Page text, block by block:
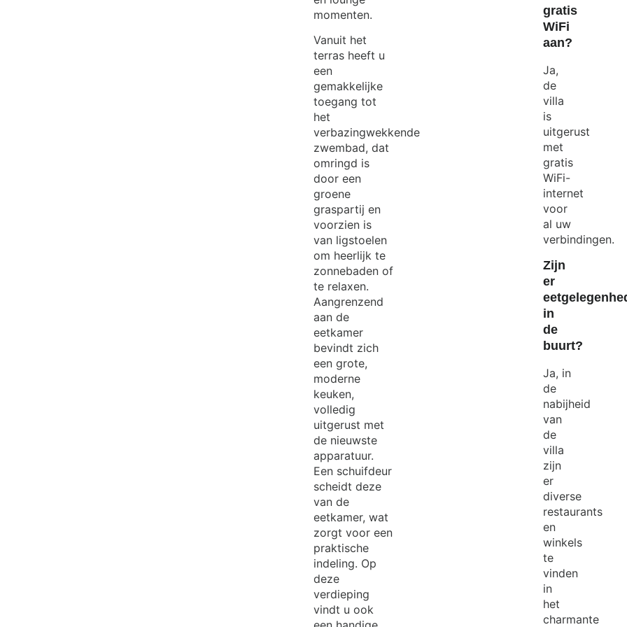
momenten.
Vanuit het
terras heeft u
een
gemakkelijke
toegang tot
het
verbazingwekkende
zwembad, dat
omringd is
door een
groene
graspartij en
voorzien is
van ligstoelen
om heerlijk te
zonnebaden of
te relaxen.
Aangrenzend
aan de
eetkamer
bevindt zich
een grote,
moderne
keuken,
volledig
uitgerust met
de nieuwste
apparatuur.
Een schuifdeur
scheidt deze
van de
eetkamer, wat
zorgt voor een
praktische
indeling. Op
deze
verdieping
vindt u ook
gratis
WiFi
aan?
Ja,
de
villa
is
uitgerust
met
gratis
WiFi-
internet
voor
al uw
verbindingen.
Zijn
er
in
de
buurt?
Ja, in
de
nabijheid
van
de
villa
zijn
er
diverse
restaurants
en
winkels
te
vinden
in
het
charmante